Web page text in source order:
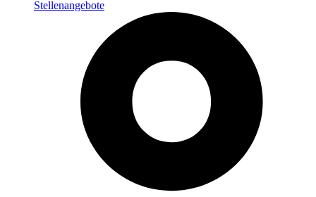
Stellenangebote